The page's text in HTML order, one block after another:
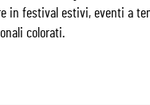
in festival estivi, eventi a
colorati.